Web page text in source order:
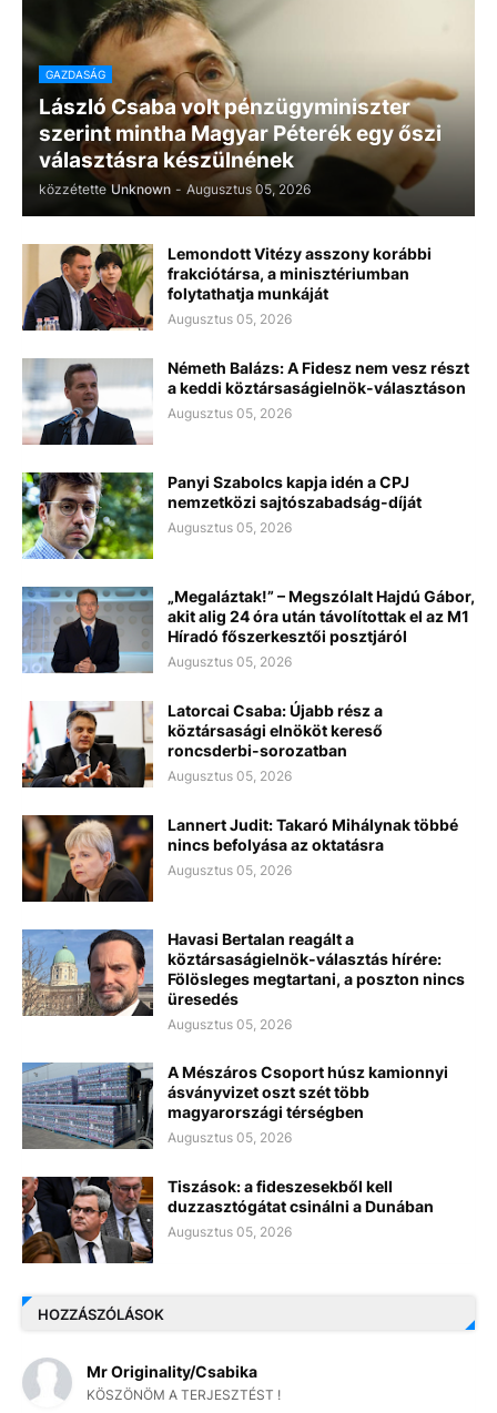
GAZDASÁG
László Csaba volt pénzügyminiszter
szerint mintha Magyar Péterék egy őszi
választásra készülnének
közzétette Unknown - Augusztus 05, 2026
Lemondott Vitézy asszony korábbi
frakciótársa, a minisztériumban
folytathatja munkáját
Augusztus 05, 2026
Németh Balázs: A Fidesz nem vesz részt
a keddi köztársaságielnök-választáson
Augusztus 05, 2026
Panyi Szabolcs kapja idén a CPJ
nemzetközi sajtószabadság-díját
Augusztus 05, 2026
„Megaláztak!” – Megszólalt Hajdú Gábor,
akit alig 24 óra után távolítottak el az M1
Híradó főszerkesztői posztjáról
Augusztus 05, 2026
Latorcai Csaba: Újabb rész a
köztársasági elnököt kereső
roncsderbi-sorozatban
Augusztus 05, 2026
Lannert Judit: Takaró Mihálynak többé
nincs befolyása az oktatásra
Augusztus 05, 2026
Havasi Bertalan reagált a
köztársaságielnök-választás hírére:
Fölösleges megtartani, a poszton nincs
üresedés
Augusztus 05, 2026
A Mészáros Csoport húsz kamionnyi
ásványvizet oszt szét több
magyarországi térségben
Augusztus 05, 2026
Tiszások: a fideszesekből kell
duzzasztógátat csinálni a Dunában
Augusztus 05, 2026
HOZZÁSZÓLÁSOK
Mr Originality/Csabika
KÖSZÖNÖM A TERJESZTÉST !